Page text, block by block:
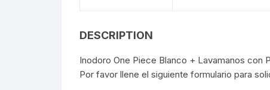
DESCRIPTION
Inodoro One Piece Blanco + Lavamanos con
Por favor llene el siguiente formulario para